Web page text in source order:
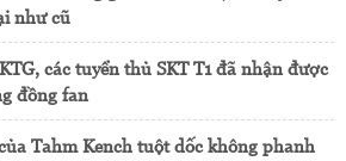
như cũ
các tuyển thủ SKT T1 đã nhận được
đồng fan
Tahm Kench tuột dốc không phanh